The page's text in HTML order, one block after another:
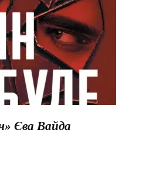
Єва Вайда